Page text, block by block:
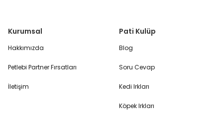
Kurumsal
Hakkımızda
Petlebi Partner Fırsatları
İletişim
Pati Kulüp
Blog
Soru Cevap
Kedi Irkları
Köpek Irkları